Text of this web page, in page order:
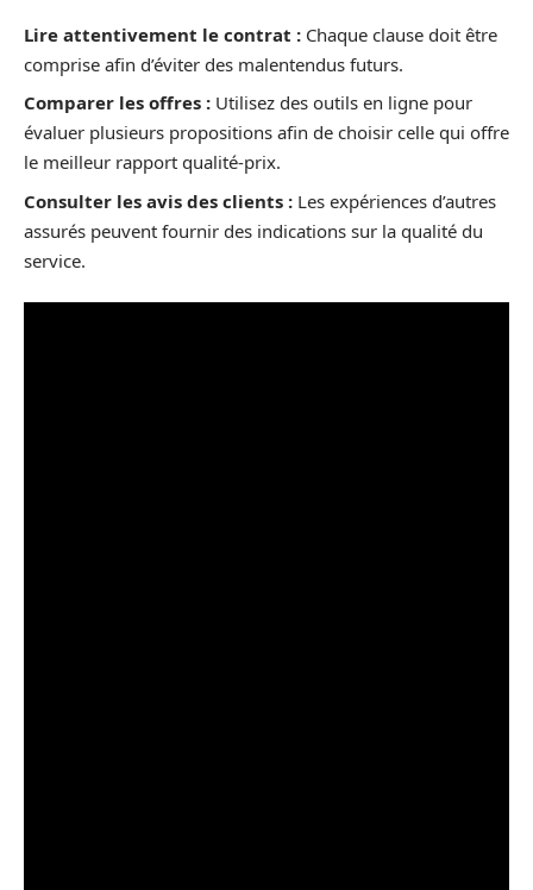
Lire attentivement le contrat : Chaque clause doit être
comprise afin d’éviter des malentendus futurs.
Comparer les offres : Utilisez des outils en ligne pour
évaluer plusieurs propositions afin de choisir celle qui offre
le meilleur rapport qualité-prix.
Consulter les avis des clients : Les expériences d’autres
assurés peuvent fournir des indications sur la qualité du
service.